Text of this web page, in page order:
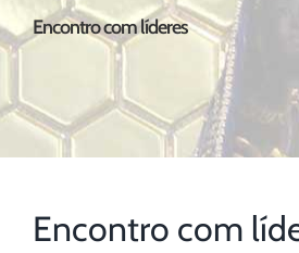
Encontro com líderes
Encontro com